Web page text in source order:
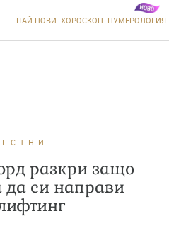
НАЙ-НОВИ ХОРОСКОП НУМЕРОЛОГИЯ
разкри защо
си направи